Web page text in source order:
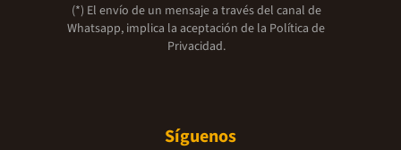
(*) El envío de un mensaje a través del canal de
Whatsapp, implica la aceptación de la Política de
Privacidad.
Síguenos